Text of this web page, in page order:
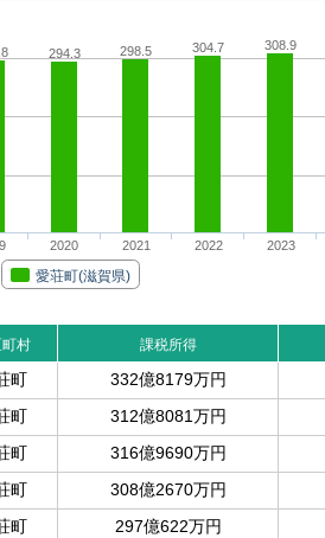
294.3 298.5 304.7 308.9
愛荘町(滋賀県)
2020 2021 2022 2023
村 課税所得
町 332億8179万円
町 312億8081万円
町 316億9690万円
町 308億2670万円
町 297億622万円